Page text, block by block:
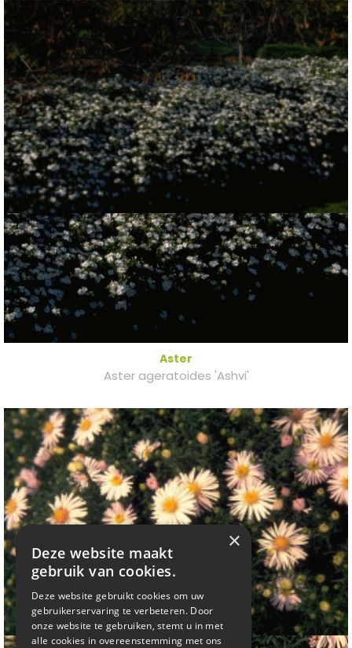
Aster
Aster ageratoides 'Ashvi'
×
Deze website maakt
gebruik van cookies.
Deze website gebruikt cookies om uw
gebruikerservaring te verbeteren. Door
onze website te gebruiken, stemt u in met
alle cookies in overeenstemming met ons